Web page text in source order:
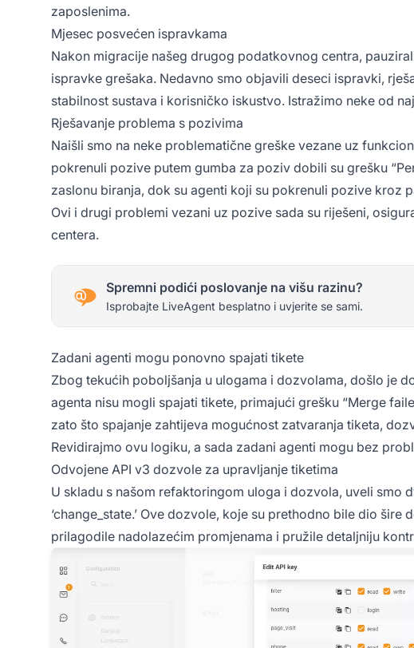
zaposlenima.
Mjesec posvećen ispravkama
Nakon migracije našeg drugog podatkovnog centra,
ispravke grešaka. Nedavno smo objavili deseci ispravki,
stabilnost sustava i korisničko iskustvo. Istražimo neke od
Rješavanje problema s pozivima
Naišli smo na neke problematične greške vezane uz
pokrenuli pozive putem gumba za poziv dobili su grešku
zaslonu biranja, dok su agenti koji su pokrenuli pozive kroz
Ovi i drugi problemi vezani uz pozive sada su riješeni,
centera.
Spremni podići poslovanje na višu razinu?
Isprobajte LiveAgent besplatno i uvjerite se sami.
Zadani agenti mogu ponovno spajati tikete
Zbog tekućih poboljšanja u ulogama i dozvolama, došlo je
agenta nisu mogli spajati tikete, primajući grešku “Merge
zato što spajanje zahtijeva mogućnost zatvaranja tiketa,
Revidirajmo ovu logiku, a sada zadani agenti mogu bez
Odvojene API v3 dozvole za upravljanje tiketima
U skladu s našom refaktoringom uloga i dozvola, uveli smo
‘change_state.’ Ove dozvole, koje su prethodno bile dio šire
prilagodile nadolazećim promjenama i pružile detaljniju